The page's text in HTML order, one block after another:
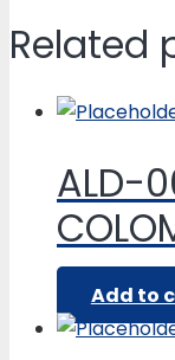
Related
ALD-
Add to